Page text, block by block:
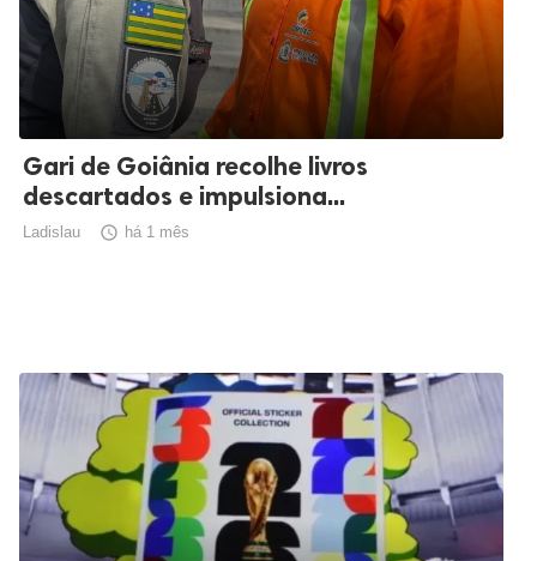
Gari de Goiânia recolhe livros
descartados e impulsiona...
Ladislau  há 1 mês